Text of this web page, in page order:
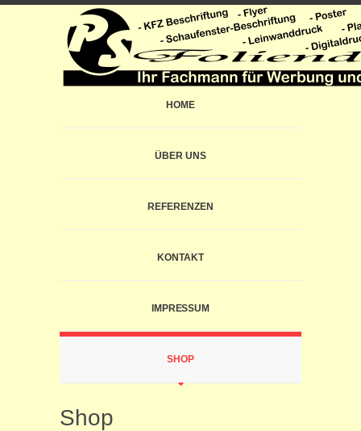
HOME
ÜBER UNS
REFERENZEN
KONTAKT
IMPRESSUM
SHOP
Shop